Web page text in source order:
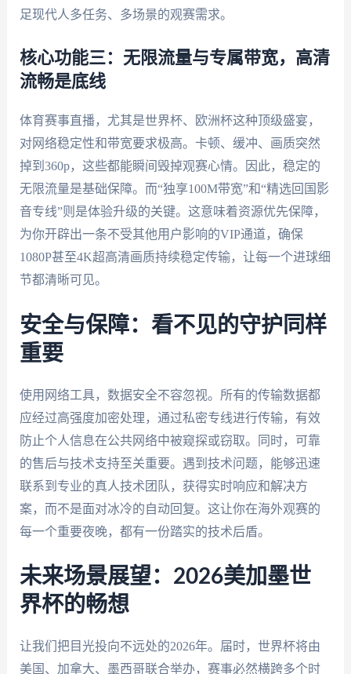
足现代人多任务、多场景的观赛需求。
核心功能三：无限流量与专属带宽，高清
流畅是底线
体育赛事直播，尤其是世界杯、欧洲杯这种顶级盛宴，
对网络稳定性和带宽要求极高。卡顿、缓冲、画质突然
掉到360p，这些都能瞬间毁掉观赛心情。因此，稳定的
无限流量是基础保障。而“独享100M带宽”和“精选回国影
音专线”则是体验升级的关键。这意味着资源优先保障，
为你开辟出一条不受其他用户影响的VIP通道，确保
1080P甚至4K超高清画质持续稳定传输，让每一个进球细
节都清晰可见。
安全与保障：看不见的守护同样
重要
使用网络工具，数据安全不容忽视。所有的传输数据都
应经过高强度加密处理，通过私密专线进行传输，有效
防止个人信息在公共网络中被窥探或窃取。同时，可靠
的售后与技术支持至关重要。遇到技术问题，能够迅速
联系到专业的真人技术团队，获得实时响应和解决方
案，而不是面对冰冷的自动回复。这让你在海外观赛的
每一个重要夜晚，都有一份踏实的技术后盾。
未来场景展望：2026美加墨世
界杯的畅想
让我们把目光投向不远处的2026年。届时，世界杯将由
美国、加拿大、墨西哥联合举办，赛事必然横跨多个时